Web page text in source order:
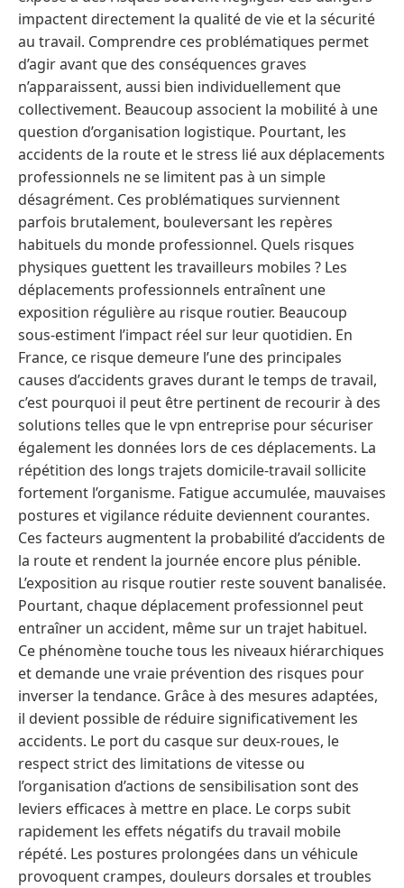
impactent directement la qualité de vie et la sécurité
au travail. Comprendre ces problématiques permet
d’agir avant que des conséquences graves
n’apparaissent, aussi bien individuellement que
collectivement. Beaucoup associent la mobilité à une
question d’organisation logistique. Pourtant, les
accidents de la route et le stress lié aux déplacements
professionnels ne se limitent pas à un simple
désagrément. Ces problématiques surviennent
parfois brutalement, bouleversant les repères
habituels du monde professionnel. Quels risques
physiques guettent les travailleurs mobiles ? Les
déplacements professionnels entraînent une
exposition régulière au risque routier. Beaucoup
sous-estiment l’impact réel sur leur quotidien. En
France, ce risque demeure l’une des principales
causes d’accidents graves durant le temps de travail,
c’est pourquoi il peut être pertinent de recourir à des
solutions telles que le vpn entreprise pour sécuriser
également les données lors de ces déplacements. La
répétition des longs trajets domicile-travail sollicite
fortement l’organisme. Fatigue accumulée, mauvaises
postures et vigilance réduite deviennent courantes.
Ces facteurs augmentent la probabilité d’accidents de
la route et rendent la journée encore plus pénible.
L’exposition au risque routier reste souvent banalisée.
Pourtant, chaque déplacement professionnel peut
entraîner un accident, même sur un trajet habituel.
Ce phénomène touche tous les niveaux hiérarchiques
et demande une vraie prévention des risques pour
inverser la tendance. Grâce à des mesures adaptées,
il devient possible de réduire significativement les
accidents. Le port du casque sur deux-roues, le
respect strict des limitations de vitesse ou
l’organisation d’actions de sensibilisation sont des
leviers efficaces à mettre en place. Le corps subit
rapidement les effets négatifs du travail mobile
répété. Les postures prolongées dans un véhicule
provoquent crampes, douleurs dorsales et troubles